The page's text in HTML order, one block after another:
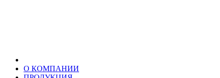
О КОМПАНИИ